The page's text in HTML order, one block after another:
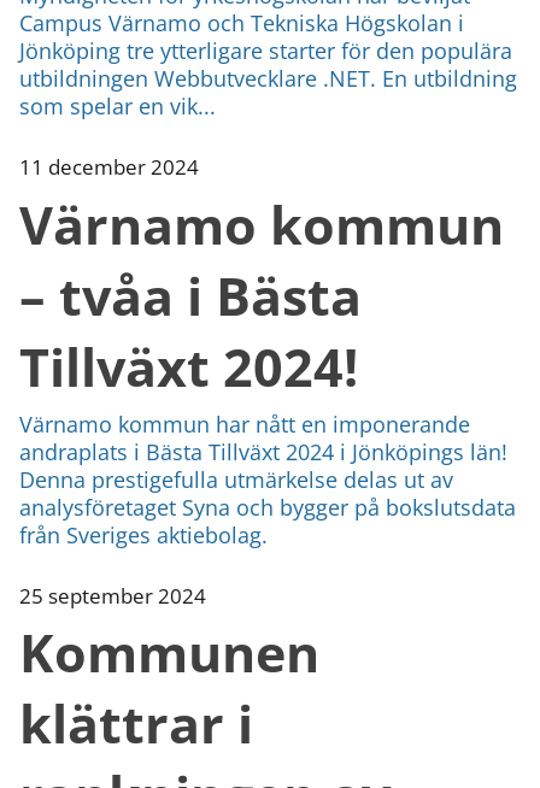
Campus Värnamo och Tekniska Högskolan i
Jönköping tre ytterligare starter för den populära
utbildningen Webbutvecklare .NET. En utbildning
som spelar en vik...
11 december 2024
Värnamo kommun
– tvåa i Bästa
Tillväxt 2024!
Värnamo kommun har nått en imponerande
andraplats i Bästa Tillväxt 2024 i Jönköpings län!
Denna prestigefulla utmärkelse delas ut av
analysföretaget Syna och bygger på bokslutsdata
från Sveriges aktiebolag.
25 september 2024
Kommunen
klättrar i